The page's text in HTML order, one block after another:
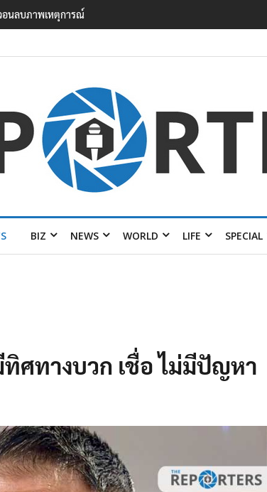
AI Passport
BIZ NEWS WORLD LIFE SPECIAL
ทิศทางบวก เชื่อ ไม่มีปัญหา